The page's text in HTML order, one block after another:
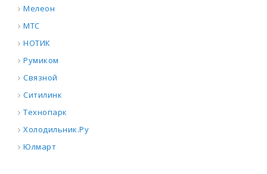
Мелеон
МТС
НОТИК
Румиком
Связной
Ситилинк
Технопарк
Холодильник.Ру
Юлмарт